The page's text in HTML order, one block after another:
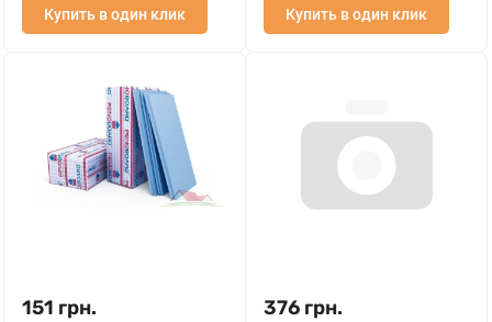
Купить в один клик Купить в один клик
151 грн. 376 грн.